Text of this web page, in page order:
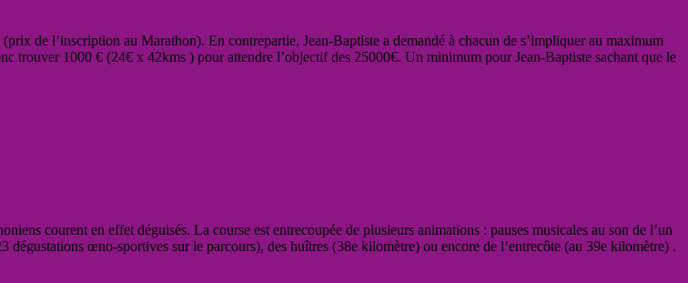
de l’inscription au Marathon). En contrepartie, Jean-Baptiste a demandé à chacun de s’impliquer au maximum
trouver 1000 € (24€ x 42kms ) pour attendre l’objectif des 25000€. Un minimum pour Jean-Baptiste sachant que le
courent en effet déguisés. La course est entrecoupée de plusieurs animations : pauses musicales au son de l’un
dégustations œno-sportives sur le parcours), des huîtres (38e kilomètre) ou encore de l’entrecôte (au 39e kilomètre) .